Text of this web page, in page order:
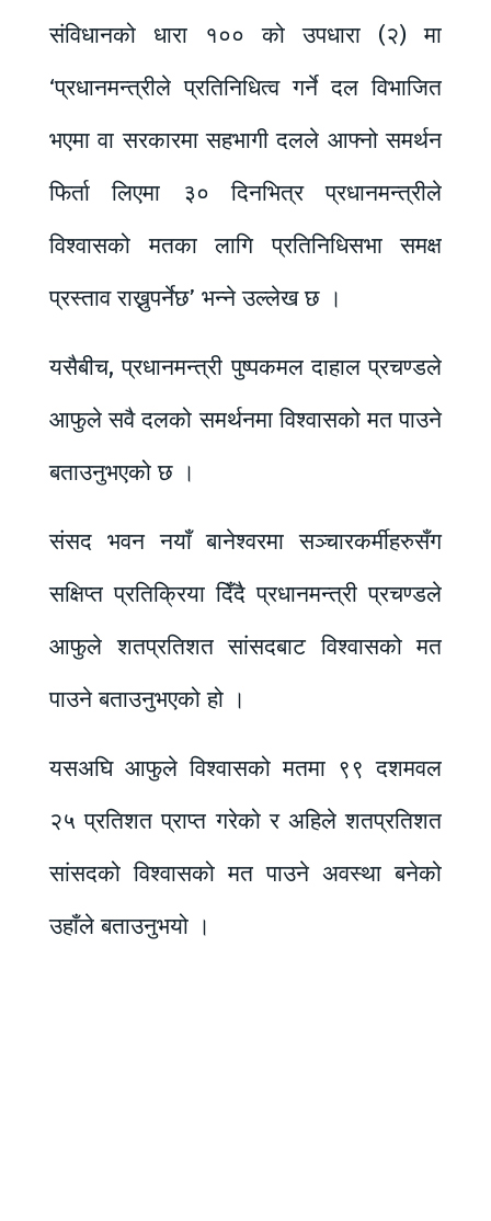
संविधानको धारा १०० को उपधारा (२) मा
‘प्रधानमन्त्रीले प्रतिनिधित्व गर्ने दल विभाजित
भएमा वा सरकारमा सहभागी दलले आफ्नो समर्थन
फिर्ता लिएमा ३० दिनभित्र प्रधानमन्त्रीले
विश्वासको मतका लागि प्रतिनिधिसभा समक्ष
प्रस्ताव राख्नुपर्नेछ’ भन्ने उल्लेख छ ।
यसैबीच, प्रधानमन्त्री पुष्पकमल दाहाल प्रचण्डले
आफुले सवै दलको समर्थनमा विश्वासको मत पाउने
बताउनुभएको छ ।
संसद भवन नयाँ बानेश्वरमा सञ्चारकर्मीहरुसँग
सक्षिप्त प्रतिक्रिया दिँदै प्रधानमन्त्री प्रचण्डले
आफुले शतप्रतिशत सांसदबाट विश्वासको मत
पाउने बताउनुभएको हो ।
यसअघि आफुले विश्वासको मतमा ९९ दशमवल
२५ प्रतिशत प्राप्त गरेको र अहिले शतप्रतिशत
सांसदको विश्वासको मत पाउने अवस्था बनेको
उहाँले बताउनुभयो ।